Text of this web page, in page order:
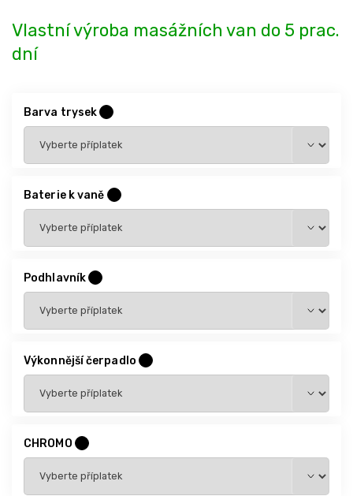
Vlastní výroba masážních van do 5 prac.
dní
Barva trysek
Baterie k vaně
Podhlavník
Výkonnější čerpadlo
CHROMO